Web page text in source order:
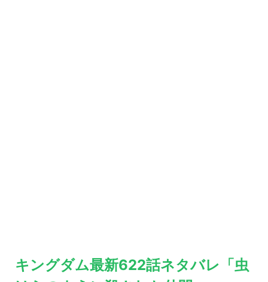
キングダム最新622話ネタバレ「虫